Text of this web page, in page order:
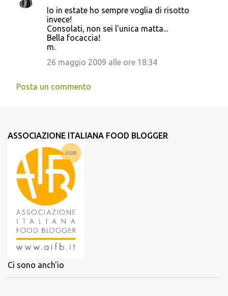
Io in estate ho sempre voglia di risotto
invece!
Consolati, non sei l'unica matta...
Bella focaccia!
m.
26 maggio 2009 alle ore 18:34
Posta un commento
ASSOCIAZIONE ITALIANA FOOD BLOGGER
Ci sono anch'io